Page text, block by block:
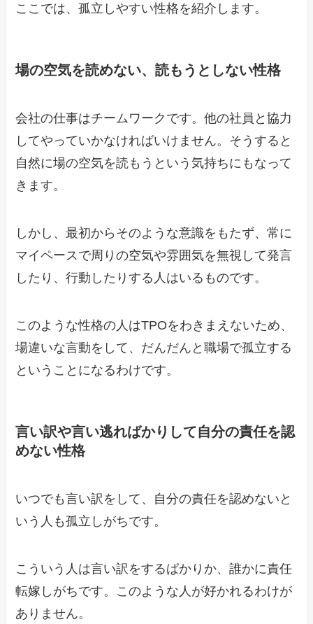
ここでは、孤立しやすい性格を紹介します。
場の空気を読めない、読もうとしない性格
会社の仕事はチームワークです。他の社員と協力
してやっていかなければいけません。そうすると
自然に場の空気を読もうという気持ちにもなって
きます。
しかし、最初からそのような意識をもたず、常に
マイペースで周りの空気や雰囲気を無視して発言
したり、行動したりする人はいるものです。
このような性格の人はTPOをわきまえないため、
場違いな言動をして、だんだんと職場で孤立する
ということになるわけです。
言い訳や言い逃ればかりして自分の責任を認
めない性格
いつでも言い訳をして、自分の責任を認めないと
いう人も孤立しがちです。
こういう人は言い訳をするばかりか、誰かに責任
転嫁しがちです。このような人が好かれるわけが
ありません。